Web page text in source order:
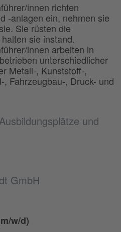
und
GmbH
w/d)
innen richten
-anlagen ein, nehmen sie
Sie rüsten die
sie instand.
innen arbeiten in
unterschiedlicher
Metall-, Kunststoff-,
Fahrzeugbau-, Druck- und